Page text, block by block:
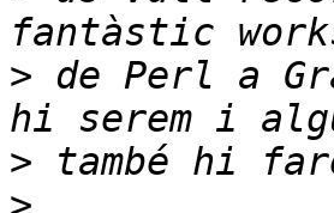
> de Perl a
>